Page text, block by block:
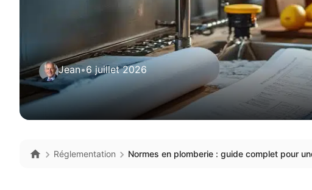
Jean•6 juillet 2026
Réglementation Normes en plomberie : guide complet pour